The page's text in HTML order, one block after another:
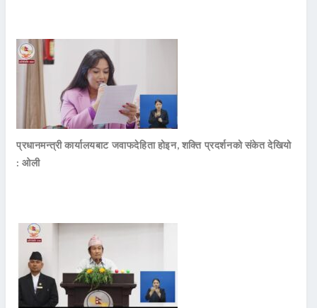
प्रधानमन्त्री कार्यालयबाट जवाफदेहिता होइन, शक्ति प्रदर्शनको संकेत देखियो
: ओली